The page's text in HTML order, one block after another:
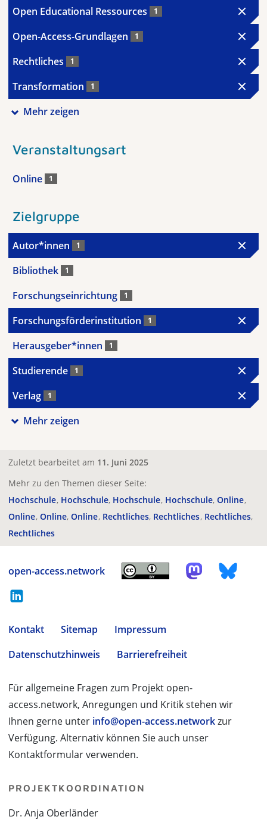
Open Educational Ressources 1
Open-Access-Grundlagen 1
Rechtliches 1
Transformation 1
Mehr zeigen
Veranstaltungsart
Online 1
Zielgruppe
Autor*innen 1
Bibliothek 1
Forschungseinrichtung 1
Forschungsförderinstitution 1
Herausgeber*innen 1
Studierende 1
Verlag 1
Mehr zeigen
Zuletzt bearbeitet am 11. Juni 2025
Mehr zu den Themen dieser Seite:
Hochschule Hochschule Hochschule Hochschule Online
Online Online Online Rechtliches Rechtliches Rechtliches
Rechtliches
open-access.network
Kontakt Sitemap
Impressum
Datenschutzhinweis
Barrierefreiheit
Für allgemeine Fragen zum Projekt open-
access.network, Anregungen und Kritik stehen wir
Ihnen gerne unter info@open-access.networkzur
Verfügung. Alternativ können Sie auch unser
Kontaktformular verwenden.
PROJEKTKOORDINATION
Dr. Anja Oberländer